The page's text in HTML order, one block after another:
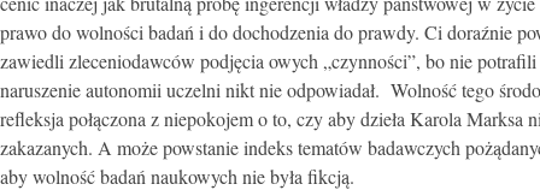
prawo do wolności badań i do dochodzenia do prawdy. Ci doraźnie
zawiedli zleceniodawców podjęcia owych „czynności”, bo nie
naruszenie autonomii uczelni nikt nie odpowiadał. Wolność tego
refleksja połączona z niepokojem o to, czy aby dzieła Karola Marksa
zakazanych. A może powstanie indeks tematów badawczych
aby wolność badań naukowych nie była fikcją.